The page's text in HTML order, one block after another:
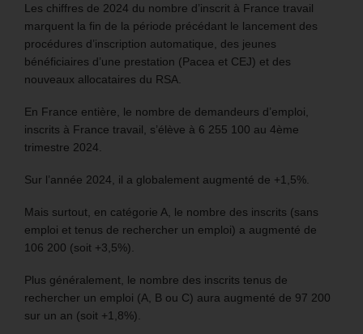
Les chiffres de 2024 du nombre d’inscrit à France travail
marquent la fin de la période précédant le lancement des
procédures d’inscription automatique, des jeunes
bénéficiaires d’une prestation (Pacea et CEJ) et des
nouveaux allocataires du RSA.
En France entière, le nombre de demandeurs d’emploi,
inscrits à France travail, s’élève à 6 255 100 au 4ème
trimestre 2024.
Sur l’année 2024, il a globalement augmenté de +1,5%.
Mais surtout, en catégorie A, le nombre des inscrits (sans
emploi et tenus de rechercher un emploi) a augmenté de
106 200 (soit +3,5%).
Plus généralement, le nombre des inscrits tenus de
rechercher un emploi (A, B ou C) aura augmenté de 97 200
sur un an (soit +1,8%).